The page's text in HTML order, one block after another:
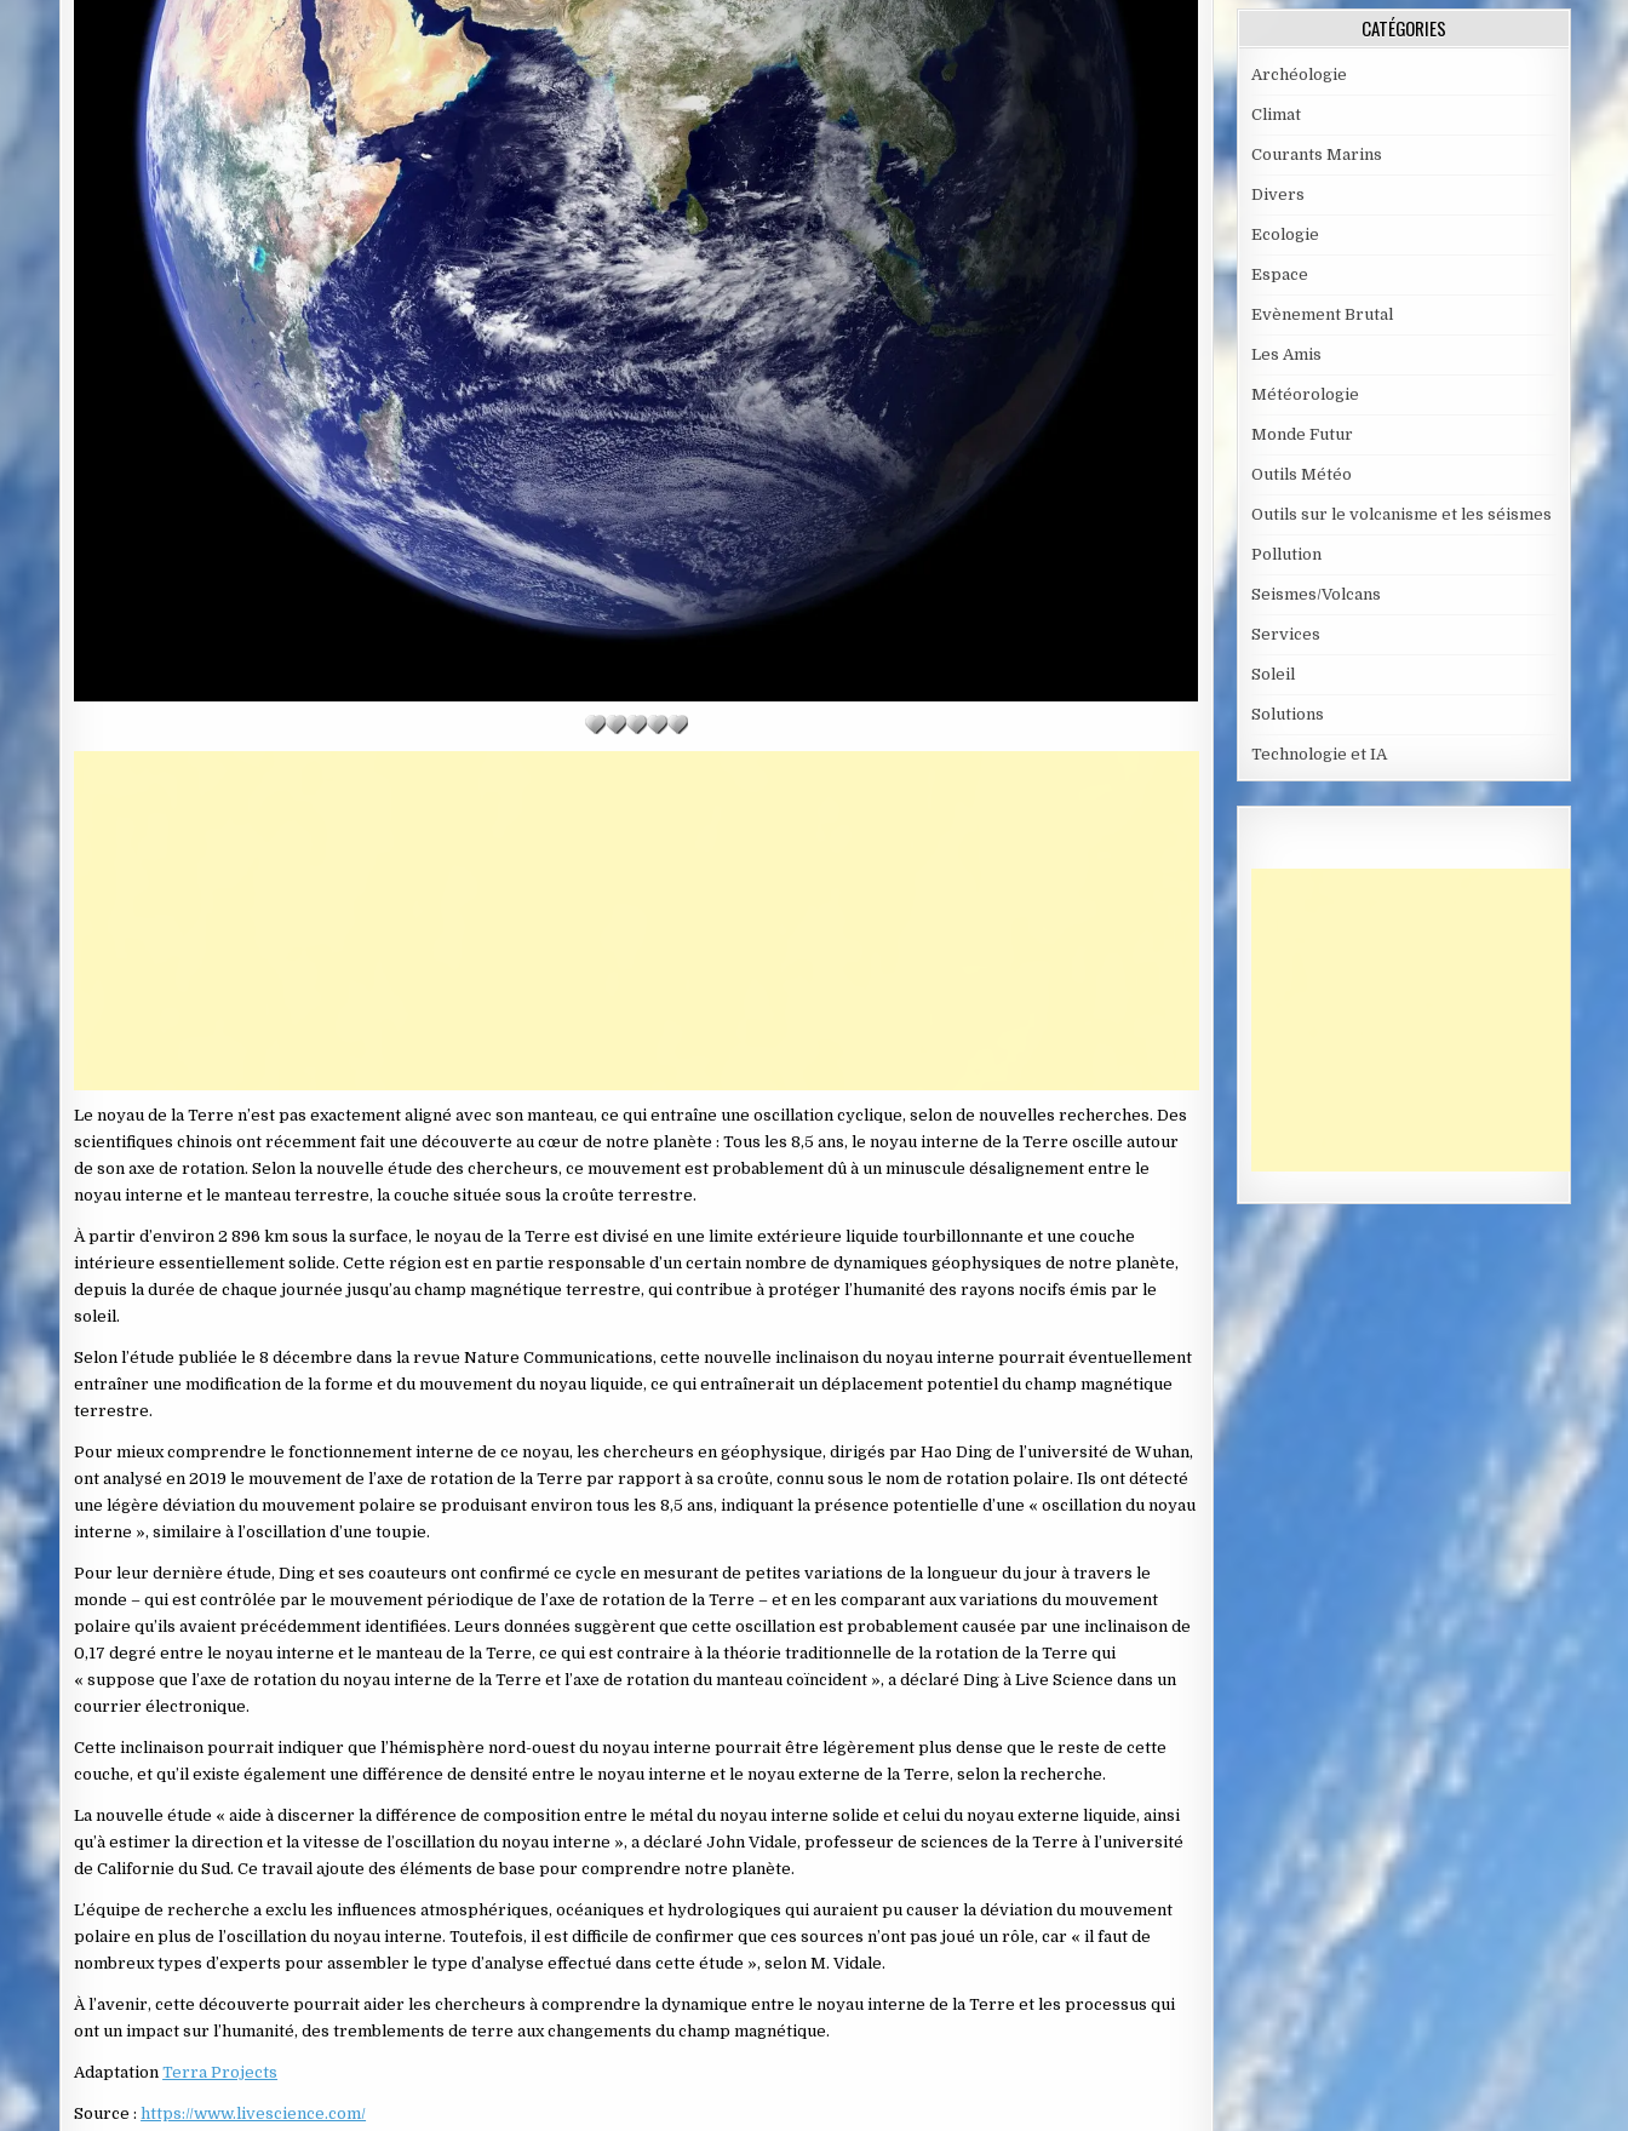
Le noyau de la Terre n’est pas exactement aligné avec son manteau, ce qui entraîne une oscillation cyclique, selon de nouvelles recherches. Des
scientifiques chinois ont récemment fait une découverte au cœur de notre planète : Tous les 8,5 ans, le noyau interne de la Terre oscille autour
de son axe de rotation. Selon la nouvelle étude des chercheurs, ce mouvement est probablement dû à un minuscule désalignement entre le
noyau interne et le manteau terrestre, la couche située sous la croûte terrestre.
À partir d’environ 2 896 km sous la surface, le noyau de la Terre est divisé en une limite extérieure liquide tourbillonnante et une couche
intérieure essentiellement solide. Cette région est en partie responsable d’un certain nombre de dynamiques géophysiques de notre planète,
depuis la durée de chaque journée jusqu’au champ magnétique terrestre, qui contribue à protéger l’humanité des rayons nocifs émis par le
soleil.
Selon l’étude publiée le 8 décembre dans la revue Nature Communications, cette nouvelle inclinaison du noyau interne pourrait éventuellement
entraîner une modification de la forme et du mouvement du noyau liquide, ce qui entraînerait un déplacement potentiel du champ magnétique
terrestre.
Pour mieux comprendre le fonctionnement interne de ce noyau, les chercheurs en géophysique, dirigés par Hao Ding de l’université de Wuhan,
ont analysé en 2019 le mouvement de l’axe de rotation de la Terre par rapport à sa croûte, connu sous le nom de rotation polaire. Ils ont détecté
une légère déviation du mouvement polaire se produisant environ tous les 8,5 ans, indiquant la présence potentielle d’une « oscillation du noyau
interne », similaire à l’oscillation d’une toupie.
Pour leur dernière étude, Ding et ses coauteurs ont confirmé ce cycle en mesurant de petites variations de la longueur du jour à travers le
monde – qui est contrôlée par le mouvement périodique de l’axe de rotation de la Terre – et en les comparant aux variations du mouvement
polaire qu’ils avaient précédemment identifiées. Leurs données suggèrent que cette oscillation est probablement causée par une inclinaison de
0,17 degré entre le noyau interne et le manteau de la Terre, ce qui est contraire à la théorie traditionnelle de la rotation de la Terre qui
« suppose que l’axe de rotation du noyau interne de la Terre et l’axe de rotation du manteau coïncident », a déclaré Ding à Live Science dans un
courrier électronique.
Cette inclinaison pourrait indiquer que l’hémisphère nord-ouest du noyau interne pourrait être légèrement plus dense que le reste de cette
couche, et qu’il existe également une différence de densité entre le noyau interne et le noyau externe de la Terre, selon la recherche.
La nouvelle étude « aide à discerner la différence de composition entre le métal du noyau interne solide et celui du noyau externe liquide, ainsi
qu’à estimer la direction et la vitesse de l’oscillation du noyau interne », a déclaré John Vidale, professeur de sciences de la Terre à l’université
de Californie du Sud. Ce travail ajoute des éléments de base pour comprendre notre planète.
L’équipe de recherche a exclu les influences atmosphériques, océaniques et hydrologiques qui auraient pu causer la déviation du mouvement
polaire en plus de l’oscillation du noyau interne. Toutefois, il est difficile de confirmer que ces sources n’ont pas joué un rôle, car « il faut de
nombreux types d’experts pour assembler le type d’analyse effectué dans cette étude », selon M. Vidale.
À l’avenir, cette découverte pourrait aider les chercheurs à comprendre la dynamique entre le noyau interne de la Terre et les processus qui
ont un impact sur l’humanité, des tremblements de terre aux changements du champ magnétique.
AdaptationTerra Projects
Source :https://www.livescience.com/
CATÉGORIES
Archéologie
Climat
Courants Marins
Divers
Ecologie
Espace
Evènement Brutal
Les Amis
Météorologie
Monde Futur
Outils Météo
Outils sur le volcanisme et les séismes
Pollution
Seismes/Volcans
Services
Soleil
Solutions
Technologie et IA